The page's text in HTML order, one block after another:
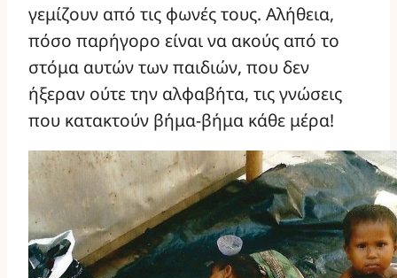
γεμίζουν από τις φωνές τους. Αλήθεια,
πόσο παρήγορο είναι να ακούς από το
στόμα αυτών των παιδιών, που δεν
ήξεραν ούτε την αλφαβήτα, τις γνώσεις
που κατακτούν βήμα-βήμα κάθε μέρα!